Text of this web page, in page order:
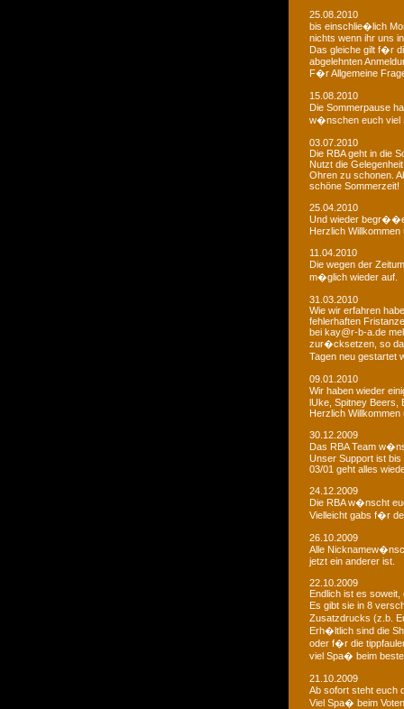
25.08.2010
bis einschlie�lich
nichts wenn ihr uns
Das gleiche gilt f�r
abgelehnten
F�r Allgemeine
15.08.2010
Die Sommerpause
w�nschen euch viel
03.07.2010
Die RBA geht in die
Nutzt die
Ohren zu schonen.
schöne Sommerzeit!
25.04.2010
Und wieder
Herzlich Willkommen
11.04.2010
Die wegen der
m�glich wieder auf.
31.03.2010
Wie wir erfahren
fehlerhaften
bei kay@r-b-a.de
zur�cksetzen, so
Tagen neu gestartet
09.01.2010
Wir haben wieder
lUke, Spitney Beers,
Herzlich Willkommen
30.12.2009
Das RBA Team
Unser Support ist bis
03/01 geht alles
24.12.2009
Die RBA w�nscht
Vielleicht gabs f�r
26.10.2009
Alle
jetzt ein anderer ist.
22.10.2009
Endlich ist es soweit,
Es gibt sie in 8
Zusatzdrucks (z.b.
Erh�ltlich sind die
oder f�r die
viel Spa� beim
21.10.2009
Ab sofort steht euch
Viel Spa� beim